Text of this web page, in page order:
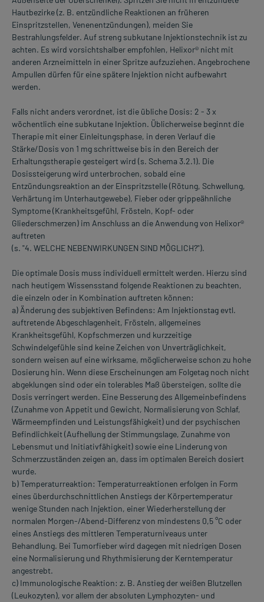
Hautbezirke (z. B. entzündliche Reaktionen an früheren
EinspritzsteIlen, Venenentzündungen), meiden Sie
Bestrahlungsfelder. Auf streng subkutane Injektionstechnik ist zu
achten. Es wird vorsichtshalber empfohlen, Helixor® nicht mit
anderen Arzneimitteln in einer Spritze aufzuziehen. Angebrochene
Ampullen dürfen für eine spätere Injektion nicht aufbewahrt
werden.
Falls nicht anders verordnet, ist die übliche Dosis: 2 - 3 x
wöchentlich eine subkutane Injektion. Üblicherweise beginnt die
Therapie mit einer Einleitungsphase, in deren Verlauf die
Stärke/Dosis von 1 mg schrittweise bis in den Bereich der
Erhaltungstherapie gesteigert wird (s. Schema 3.2.1). Die
Dosissteigerung wird unterbrochen, sobald eine
Entzündungsreaktion an der EinspritzsteIle (Rötung, Schwellung,
Verhärtung im Unterhautgewebe), Fieber oder grippeähnliche
Symptome (Krankheitsgefühl, Frösteln, Kopf- oder
Gliederschmerzen) im Anschluss an die Anwendung von Helixor®
auftreten
(s. "4. WELCHE NEBENWIRKUNGEN SIND MÖGLICH?").
Die optimale Dosis muss individuell ermittelt werden. Hierzu sind
nach heutigem Wissensstand folgende Reaktionen zu beachten,
die einzeln oder in Kombination auftreten können:
a) Änderung des subjektiven Befindens: Am Injektionstag evtl.
auftretende Abgeschlagenheit, Frösteln, allgemeines
Krankheitsgefühl, Kopfschmerzen und kurzzeitige
Schwindelgefühle sind keine Zeichen von Unverträglichkeit,
sondern weisen auf eine wirksame, möglicherweise schon zu hohe
Dosierung hin. Wenn diese Erscheinungen am Folgetag noch nicht
abgeklungen sind oder ein tolerables Maß übersteigen, sollte die
Dosis verringert werden. Eine Besserung des Allgemeinbefindens
(Zunahme von Appetit und Gewicht, Normalisierung von Schlaf,
Wärmeempfinden und Leistungsfähigkeit) und der psychischen
Befindlichkeit (Aufhellung der Stimmungslage, Zunahme von
Lebensmut und Initiativfähigkeit) sowie eine Linderung von
Schmerzzuständen zeigen an, dass im optimalen Bereich dosiert
wurde.
b) Temperaturreaktion: Temperaturreaktionen erfolgen in Form
eines überdurchschnittlichen Anstiegs der Körpertemperatur
wenige Stunden nach Injektion, einer Wiederherstellung der
normalen Morgen-/Abend-Differenz von mindestens 0,5 °C oder
eines Anstiegs des mittleren Temperaturniveaus unter
Behandlung. Bei Tumorfieber wird dagegen mit niedrigen Dosen
eine Normalisierung und Rhythmisierung der Kerntemperatur
angestrebt.
c) Immunologische Reaktion: z. B. Anstieg der weißen Blutzellen
(Leukozyten), vor allem der absoluten Lymphozyten- und